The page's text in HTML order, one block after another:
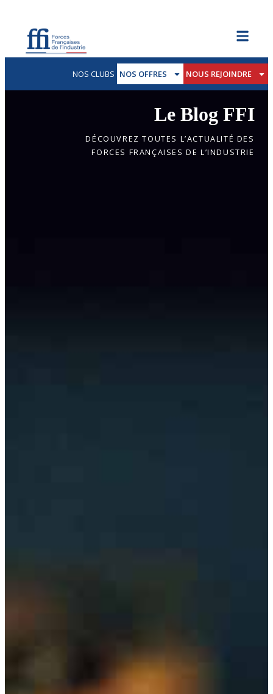
NOS CLUBS NOS OFFRES NOUS REJOINDRE
Le Blog FFI
DÉCOUVREZ TOUTES L’ACTUALITÉ DES
FORCES FRANÇAISES DE L’INDUSTRIE